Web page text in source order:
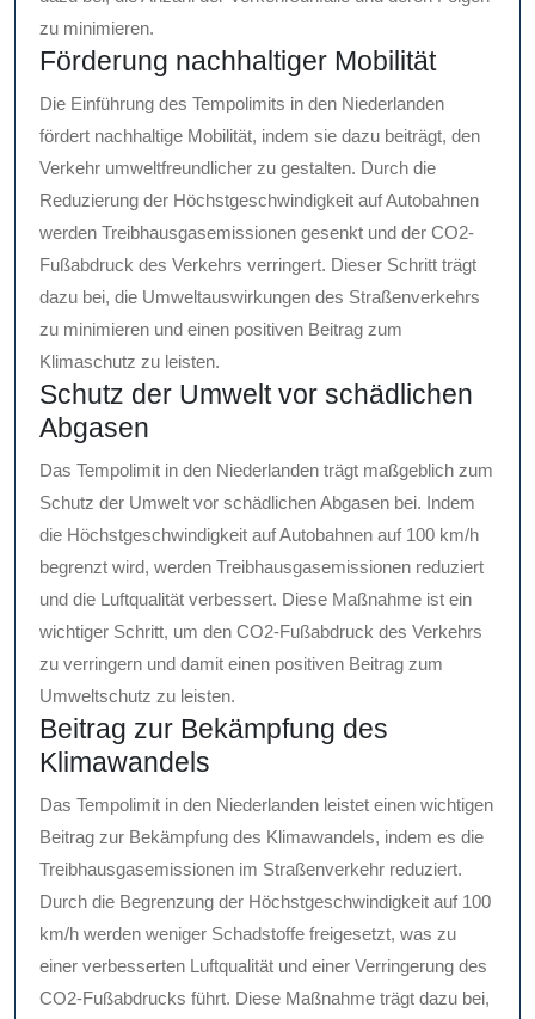
zu minimieren.
Förderung nachhaltiger Mobilität
Die Einführung des Tempolimits in den Niederlanden
fördert nachhaltige Mobilität, indem sie dazu beiträgt, den
Verkehr umweltfreundlicher zu gestalten. Durch die
Reduzierung der Höchstgeschwindigkeit auf Autobahnen
werden Treibhausgasemissionen gesenkt und der CO2-
Fußabdruck des Verkehrs verringert. Dieser Schritt trägt
dazu bei, die Umweltauswirkungen des Straßenverkehrs
zu minimieren und einen positiven Beitrag zum
Klimaschutz zu leisten.
Schutz der Umwelt vor schädlichen
Abgasen
Das Tempolimit in den Niederlanden trägt maßgeblich zum
Schutz der Umwelt vor schädlichen Abgasen bei. Indem
die Höchstgeschwindigkeit auf Autobahnen auf 100 km/h
begrenzt wird, werden Treibhausgasemissionen reduziert
und die Luftqualität verbessert. Diese Maßnahme ist ein
wichtiger Schritt, um den CO2-Fußabdruck des Verkehrs
zu verringern und damit einen positiven Beitrag zum
Umweltschutz zu leisten.
Beitrag zur Bekämpfung des
Klimawandels
Das Tempolimit in den Niederlanden leistet einen wichtigen
Beitrag zur Bekämpfung des Klimawandels, indem es die
Treibhausgasemissionen im Straßenverkehr reduziert.
Durch die Begrenzung der Höchstgeschwindigkeit auf 100
km/h werden weniger Schadstoffe freigesetzt, was zu
einer verbesserten Luftqualität und einer Verringerung des
CO2-Fußabdrucks führt. Diese Maßnahme trägt dazu bei,